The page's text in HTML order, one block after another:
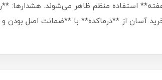
**حتماً روزها ضدآفتاب بزنید**. نتایج محسوس پس از **4-6 هفته** استفاده
باز کردن، **تا 6 ماه مصرف گردد**. خرید آسان از **درماکده**